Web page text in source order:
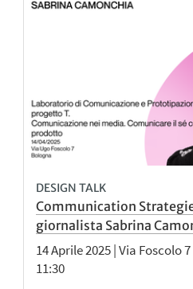
DESIGN TALK
Communication
giornalista Sabrina
14 Aprile 2025 | Via Foscolo
11:30